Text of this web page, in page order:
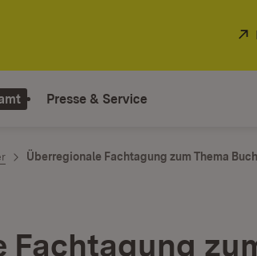
Presse & Service
Überregionale Fachtagung zum Thema
Fachtagung